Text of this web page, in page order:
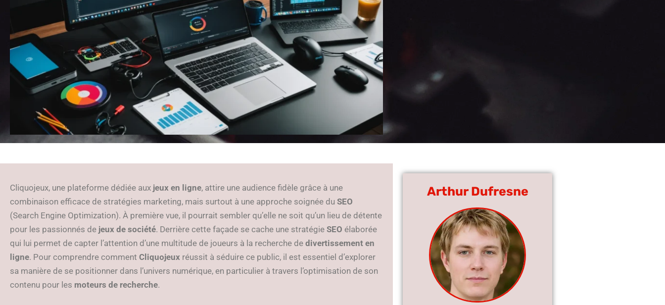
Cliquojeux, une plateforme dédiée aux jeux en ligne, attire une audience fidèle grâce à une
combinaison efficace de stratégies marketing, mais surtout à une approche soignée du SEO
(Search Engine Optimization). À première vue, il pourrait sembler qu’elle ne soit qu’un lieu de détente
pour les passionnés de jeux de société. Derrière cette façade se cache une stratégie SEO élaborée
qui lui permet de capter l’attention d’une multitude de joueurs à la recherche de divertissement en
ligne. Pour comprendre comment Cliquojeux réussit à séduire ce public, il est essentiel d’explorer
sa manière de se positionner dans l’univers numérique, en particulier à travers l’optimisation de son
contenu pour les moteurs de recherche.
Arthur Dufresne